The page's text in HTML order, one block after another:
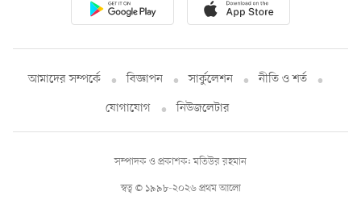
আমাদের সম্পর্কে বিজ্ঞাপন সার্কুলেশন
নীতি ও শর্ত
যোগাযোগ
নিউজলেটার
স্বত্ব © ১৯৯৮-২০২৬ প্রথম আলো
সম্পাদক ও প্রকাশক: মতিউর রহমান